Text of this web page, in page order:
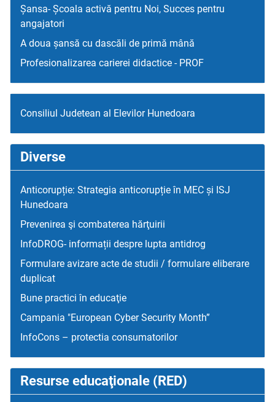
Șansa- Școala activă pentru Noi, Succes pentru
angajatori
A doua șansă cu dascăli de primă mână
Profesionalizarea carierei didactice - PROF
Consiliul Judetean al Elevilor Hunedoara
Diverse
Anticorupție: Strategia anticorupție în MEC și ISJ
Hunedoara
Prevenirea şi combaterea hărţuirii
InfoDROG- informații despre lupta antidrog
Formulare avizare acte de studii / formulare eliberare
duplicat
Bune practici în educaţie
Campania "European Cyber Security Month”
InfoCons – protectia consumatorilor
Resurse educaţionale (RED)